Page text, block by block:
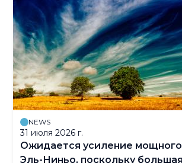
NEWS
31 июля 2026 г.
Ожидается усиление
Эль-Ниньо, поскольку